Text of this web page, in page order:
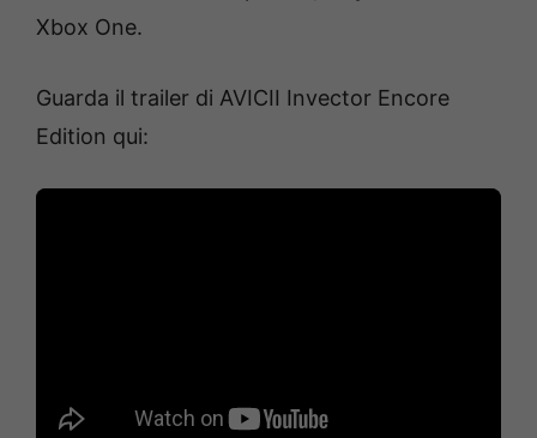
Xbox One.
Guarda il trailer di AVICII Invector Encore
Edition qui: